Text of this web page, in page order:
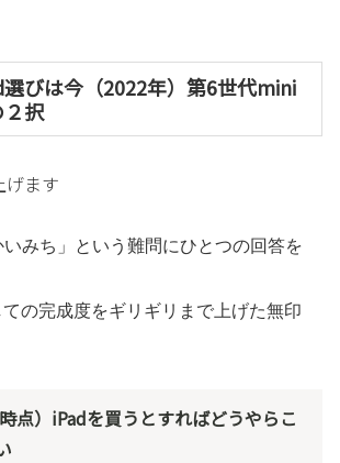
びは今（2022年）第6世代mini
択
げます
いみち」という難問にひとつの回答を
の完成度をギリギリまで上げた無印
点）iPadを買うとすればどうやらこ